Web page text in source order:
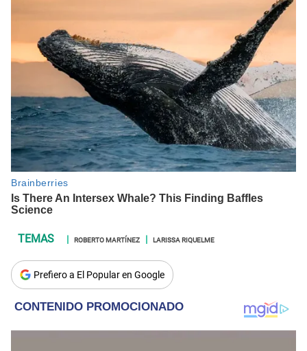
ROBERTO MARTÍNEZ LARISSA RIQUELME
Prefiero a El Popular en Google